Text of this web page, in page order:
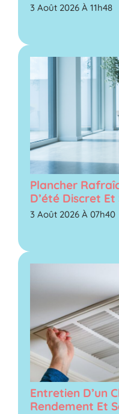
3 Août 2026 À 11h48
Plancher
D’été Discret Et
3 Août 2026 À 07h40
Entretien D’un
Rendement Et